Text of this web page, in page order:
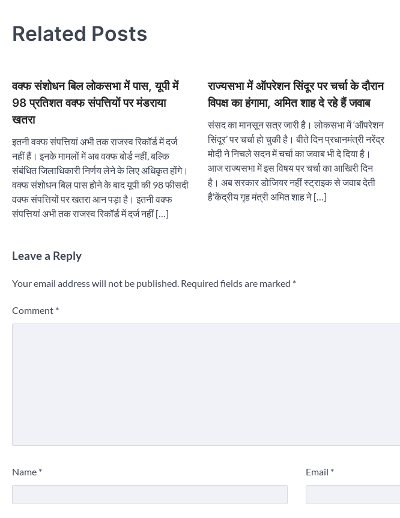
Related Posts
वक्फ संशोधन बिल लोकसभा में पास, यूपी में
98 प्रतिशत वक्फ संपत्तियों पर मंडराया
खतरा
इतनी वक्फ संपत्तियां अभी तक राजस्व रिकॉर्ड में दर्ज
नहीं हैं। इनके मामलों में अब वक्फ बोर्ड नहीं, बल्कि
संबंधित जिलाधिकारी निर्णय लेने के लिए अधिकृत होंगे।
वक्फ संशोधन बिल पास होने के बाद यूपी की 98 फीसदी
वक्फ संपत्तियों पर खतरा आन पड़ा है। इतनी वक्फ
संपत्तियां अभी तक राजस्व रिकॉर्ड में दर्ज नहीं […]
राज्यसभा में ऑपरेशन सिंदूर पर चर्चा के दौरान
विपक्ष का हंगामा, अमित शाह दे रहे हैं जवाब
संसद का मानसून सत्र जारी है। लोकसभा में ‘ऑपरेशन
सिंदूर’ पर चर्चा हो चुकी है। बीते दिन प्रधानमंत्री नरेंद्र
मोदी ने निचले सदन में चर्चा का जवाब भी दे दिया है।
आज राज्यसभा में इस विषय पर चर्चा का आखिरी दिन
है। अब सरकार डोजियर नहीं स्ट्राइक से जवाब देती
है’केंद्रीय गृह मंत्री अमित शाह ने […]
Leave a Reply
Your email address will not be published. Required fields are marked *
Comment *
Name * Email *